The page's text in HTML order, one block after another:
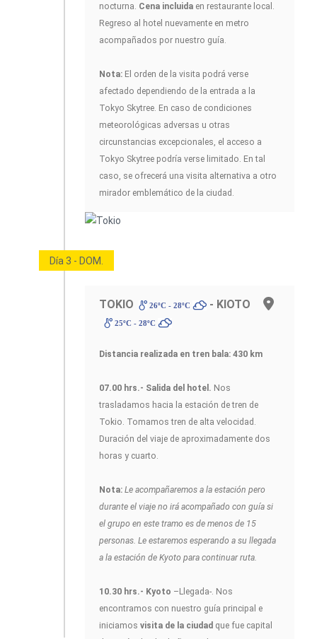
nocturna. Cena incluida en restaurante local.
Regreso al hotel nuevamente en metro
acompañados por nuestro guía.
Nota: El orden de la visita podrá verse
afectado dependiendo de la entrada a la
Tokyo Skytree. En caso de condiciones
meteorológicas adversas u otras
circunstancias excepcionales, el acceso a
Tokyo Skytree podría verse limitado. En tal
caso, se ofrecerá una visita alternativa a otro
mirador emblemático de la ciudad.
Día 3 - DOM.
TOKIO 26ºC - 28ºC - KIOTO
25ºC - 28ºC
Distancia realizada en tren bala: 430 km
07.00 hrs.- Salida del hotel. Nos
trasladamos hacia la estación de tren de
Tokio. Tomamos tren de alta velocidad.
Duración del viaje de aproximadamente dos
horas y cuarto.
Nota: Le acompañaremos a la estación pero
durante el viaje no irá acompañado con guía si
el grupo en este tramo es de menos de 15
personas. Le estaremos esperando a su llegada
a la estación de Kyoto para continuar ruta.
10.30 hrs.- Kyoto –Llegada-. Nos
encontramos con nuestro guía principal e
iniciamos visita de la ciudad que fue capital